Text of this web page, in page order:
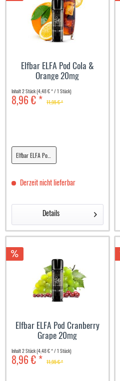
Elfbar ELFA Pod Cola &
Orange 20mg
Inhalt2 Stück(4,48 € * / 1 Stück)
8,96 € * 11,95 € *
Derzeit nicht lieferbar
Details
Elfbar ELFA Pod Cranberry
Grape 20mg
Inhalt2 Stück(4,48 € * / 1 Stück)
8,96 € * 11,95 € *